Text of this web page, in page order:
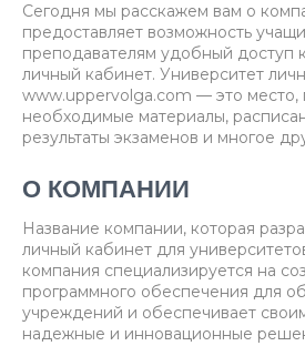
Сегодня мы расскажем вам о
предоставляет возможность
преподавателям удобный доступ
личный кабинет. Университет
www.uppervolga.com — это место,
необходимые материалы,
результаты экзаменов и многое
О КОМПАНИИ
Название компании, которая
личный кабинет для
компания специализируется на
программного обеспечения для
учреждений и обеспечивает
надежные и инновационные